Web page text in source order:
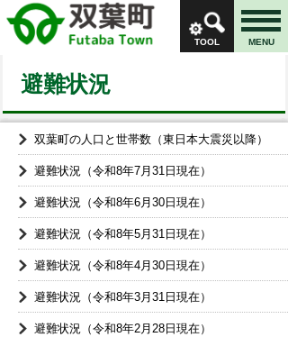
TOOL MENU
避難状況
双葉町の人口と世帯数（東日本大震災以降）
避難状況（令和8年7月31日現在）
避難状況（令和8年6月30日現在）
避難状況（令和8年5月31日現在）
避難状況（令和8年4月30日現在）
避難状況（令和8年3月31日現在）
避難状況（令和8年2月28日現在）